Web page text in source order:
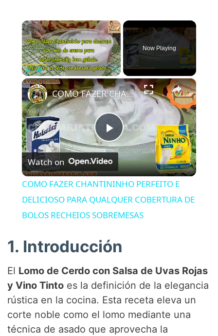
×
Play Unmute Fullscreen
Now Playing
×
P
l
a
i
d
COMO FAZER CHANTININHO PERFEITO E DELICIOSO PARA QUALQUER COBERTURA DE BOLOS RECHEIOS SOBREMESAS
Watch on
COMO FAZER CHANTININHO PERFEITO E
DELICIOSO PARA QUALQUER COBERTURA DE
BOLOS RECHEIOS SOBREMESAS
1. Introducción
El Lomo de Cerdo con Salsa de Uvas Rojas
y Vino Tinto es la definición de la elegancia
rústica en la cocina. Esta receta eleva un
corte noble como el lomo mediante una
técnica de asado que aprovecha la